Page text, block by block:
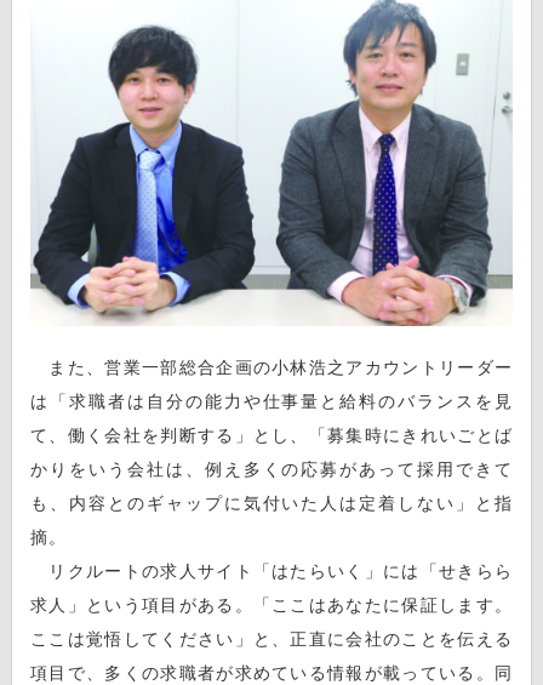
また、営業一部総合企画の小林浩之アカウントリーダー
は「求職者は自分の能力や仕事量と給料のバランスを見
て、働く会社を判断する」とし、「募集時にきれいごとば
かりをいう会社は、例え多くの応募があって採用できて
も、内容とのギャップに気付いた人は定着しない」と指
摘。
リクルートの求人サイト「はたらいく」には「せきらら
求人」という項目がある。「ここはあなたに保証します。
ここは覚悟してください」と、正直に会社のことを伝える
項目で、多くの求職者が求めている情報が載っている。同